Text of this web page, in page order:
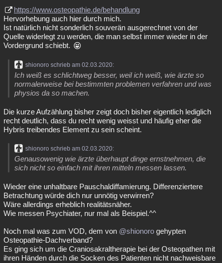
https://www.osteopathie.de/behandlung
Hervorhebung auch hier durch mich.
Ist natürlich nicht sonderlich souverän ausgerechnet von der
Quelle widerlegt zu werden, die man selbst immer wieder in der
Vordergrund schiebt.
shionoro schrieb am 02.03.2020:
Ich weiß es schlichtweg besser, weil ich weiß, wie ärzte so
normalerweise bei bestimmten problemen verfahren und was
physios da so machen.
Die kurze Aufzählung bisher zeigt doch bisher eigentlich lediglich
recht deutlich, dass du recht wenig weisst und häufig eher die
Hybris treibendes Element zu sein scheint.
shionoro schrieb am 02.03.2020:
Genausowenig wie ärzte überhaupt dinge ernstnehmen, die
sich nicht so einfach mit ihren mitteln messen lassen.
Wieder eine unhaltbare Pauschaldiffamierung. Differenziertere
Betrachtung würde dich nur unnötig verwirren?
Wäre allerdings erheblich realitätsnäher.
Wie messen Psychiater, nur mal als Beispiel.^^
Noch mal was zum VOD, dem von @shionoro gehypten
Osteopathie-Dachverband?
Es ging sich um die Craniosakraltherapie bei der Osteopathen mit
ihren Händen durch die Socken des Patienten nicht nachweisbare